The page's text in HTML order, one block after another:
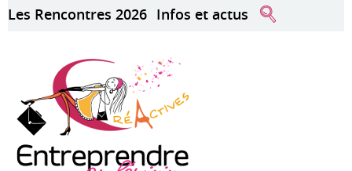
Les Rencontres 2026 Infos et actus